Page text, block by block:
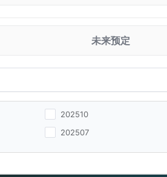
未来预定
202510
202507